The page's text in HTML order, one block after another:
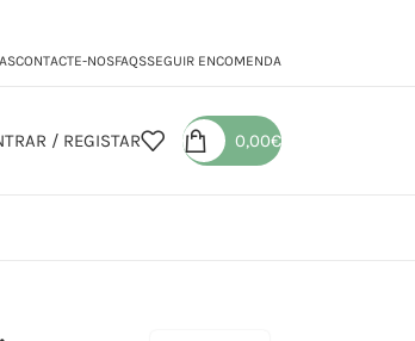
CONTACTE-NOSFAQSSEGUIR ENCOMENDA
/ REGISTAR 0,00€